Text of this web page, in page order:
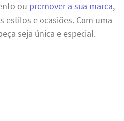
ou promover a sua marca,
estilos e ocasiões. Com uma
seja única e especial.